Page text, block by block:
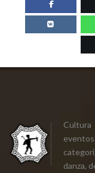
Cultura
danza,